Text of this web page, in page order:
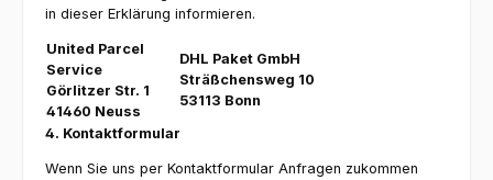
in dieser Erklärung informieren.
United Parcel
Service
Görlitzer Str. 1
41460 Neuss
DHL Paket GmbH
Sträßchensweg 10
53113 Bonn
4. Kontaktformular
Wenn Sie uns per Kontaktformular Anfragen zukommen